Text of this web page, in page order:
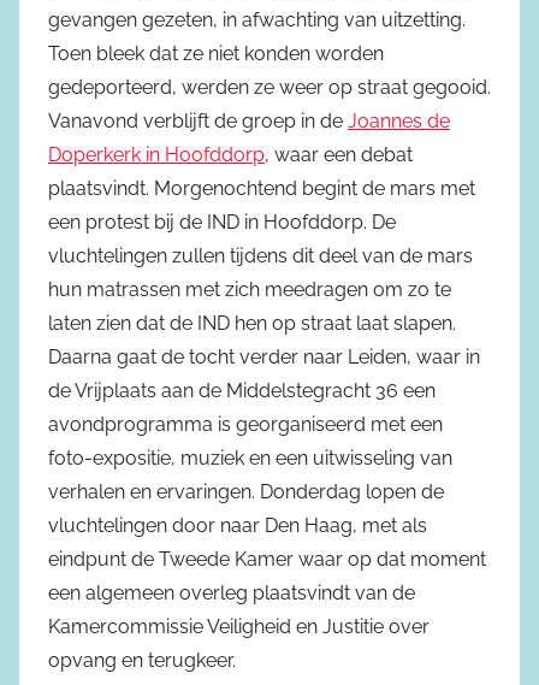
gevangen gezeten, in afwachting van uitzetting.
Toen bleek dat ze niet konden worden
gedeporteerd, werden ze weer op straat gegooid.
Vanavond verblijft de groep in de Joannes de
Doperkerk in Hoofddorp, waar een debat
plaatsvindt. Morgenochtend begint de mars met
een protest bij de IND in Hoofddorp. De
vluchtelingen zullen tijdens dit deel van de mars
hun matrassen met zich meedragen om zo te
laten zien dat de IND hen op straat laat slapen.
Daarna gaat de tocht verder naar Leiden, waar in
de Vrijplaats aan de Middelstegracht 36 een
avondprogramma is georganiseerd met een
foto-expositie, muziek en een uitwisseling van
verhalen en ervaringen. Donderdag lopen de
vluchtelingen door naar Den Haag, met als
eindpunt de Tweede Kamer waar op dat moment
een algemeen overleg plaatsvindt van de
Kamercommissie Veiligheid en Justitie over
opvang en terugkeer.